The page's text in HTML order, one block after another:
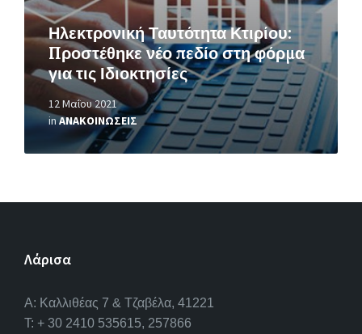
Ηλεκτρονική Ταυτότητα Κτιρίου:
Προστέθηκε νέο πεδίο στη φόρμα
για τις Ιδιοκτησίες
12 Μαΐου 2021
inΑΝΑΚΟΙΝΩΣΕΙΣ
Λάρισα
A: Καλλιθέας 7 & Τζαβέλα, 41221
T: + 30 2410 535615, 257866